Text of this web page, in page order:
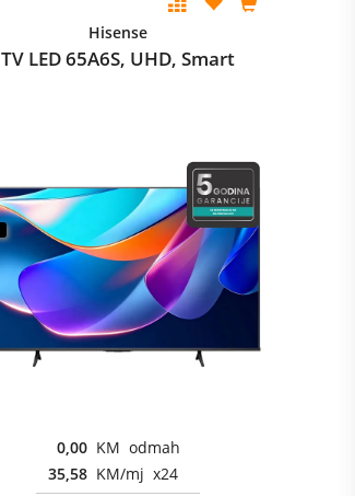
Hisense
TV LED 65A6S, UHD, Smart
0,00 KM odmah
35,58 KM/mj x24